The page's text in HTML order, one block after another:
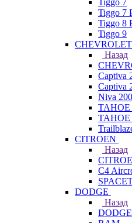
Tiggo 7
Tiggo 7
Tiggo 8
Tiggo 9
CHEVROLET
Назад
Captiva
Captiva
Niva
TAHOE
TAHOE
CITROEN
Назад
C4
DODGE
Назад
DODGE